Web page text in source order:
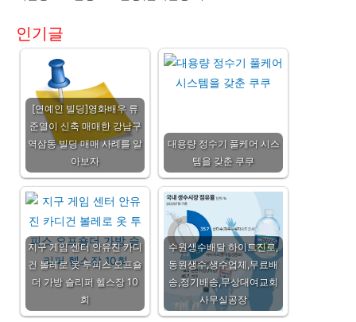
인기글
[연예인 빌딩]영화배우 류
준열이 신축 매매한 강남구
역삼동 빌딩 매매 사례를 알
아보자
대용량 정수기 풀케어 시스
템을 갖춘 쿠쿠
지구 게임 센터 안유진 카디
건 볼레로 옷 투피스 오프숄
더 가방 슬리퍼 헬스장 10
회
수원생수배달 하이트진로,
동원생수,생수업체,무료배
송,정기배송,무상대여교회
사무실공장